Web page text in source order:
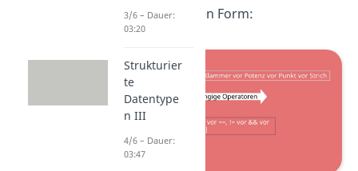
abgewandelten Form:
3/6 – Dauer:
03:20
Strukturier
te
Datentype
n III
4/6 – Dauer:
03:47